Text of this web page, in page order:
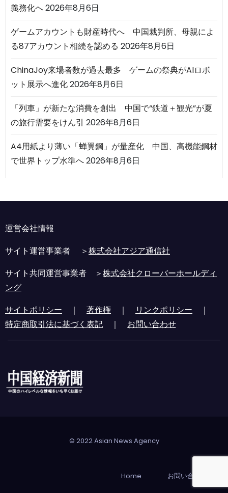
義務化へ2026年8月6日
ゲームアカウントも財産時代へ 中国裁判所、母親によ
る87アカウント相続を認める 2026年8月6日
ChinaJoy来場者数が過去最多 ゲームの祭典がAIロボ
ット展示へ進化2026年8月6日
「列車」が新たな消費を創出 中国で“鉄道＋観光”が夏
の旅行需要をけん引 2026年8月6日
A4用紙より薄い「蝉翼鋼」が量産化 中国、高機能鋼材
で世界トップ水準へ2026年8月6日
運営会社情報
サイト運営事業者 ＞株式会社アジア通信社
サイト共同運営事業者 ＞株式会社クローバーホールディ
ング
サイトポリシー ｜ 著作権 ｜ リンクポリシー ｜
特定商取引法に基づく表記 ｜ お問い合わせ
© 2022 Asian News Agency
Home お問い合わせ